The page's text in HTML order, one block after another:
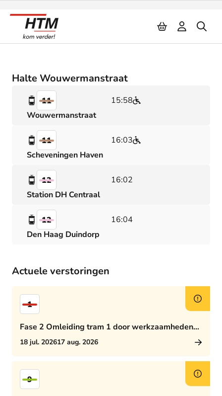
Halte Wouwermanstraat
11
15:58
Wouwermanstraat
11
16:03
Scheveningen Haven
12
16:02
Station DH Centraal
12
16:04
Den Haag Duindorp
Actuele verstoringen
1
Fase 2 Omleiding tram 1 door werkzaamheden
Rijswijkseplein
18 jul. 202617 aug. 2026
9